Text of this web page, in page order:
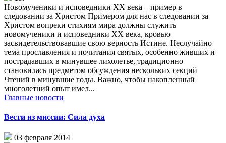
Новомученики и исповедники XX века – пример в
следовании за Христом Примером для нас в следовании за
Христом вопреки стихиям мира должны служить
новомученики и исповедники XX века, кровью
засвидетельствовавшие свою верность Истине. Неслучайно
тема прославления и почитания святых, особенно живших и
пострадавших в минувшее лихолетье, традиционно
становилась предметом обсуждения нескольких секций
Чтений в минувшие годы. Важно, чтобы накопленный
многолетний опыт имел...
Главные новости
Вести из миссии: Сила духа
03 февраля 2014